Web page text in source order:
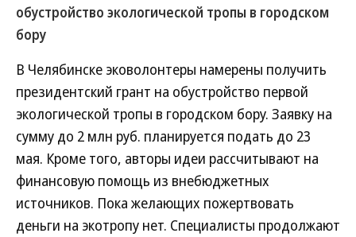
обустройство экологической тропы в городском
бору
В Челябинске эковолонтеры намерены получить
президентский грант на обустройство первой
экологической тропы в городском бору. Заявку на
сумму до 2 млн руб. планируется подать до 23
мая. Кроме того, авторы идеи рассчитывают на
финансовую помощь из внебюджетных
источников. Пока желающих пожертвовать
деньги на экотропу нет. Специалисты продолжают